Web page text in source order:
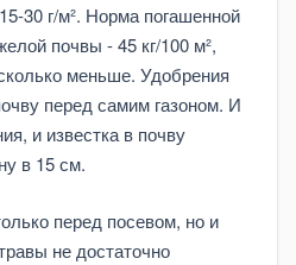
30 г/м². Норма погашенной
почвы - 45 кг/100 м²,
меньше. Удобрения
перед самим газоном. И
и известка в почву
в 15 см.
перед посевом, но и
не достаточно